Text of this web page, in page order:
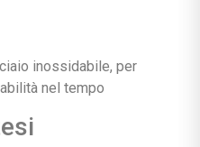
inossidabile, per
nel tempo